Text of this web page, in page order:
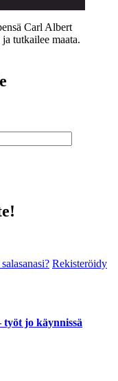
Carl Albert
tutkailee maata.
Rekisteröidy
jo käynnissä